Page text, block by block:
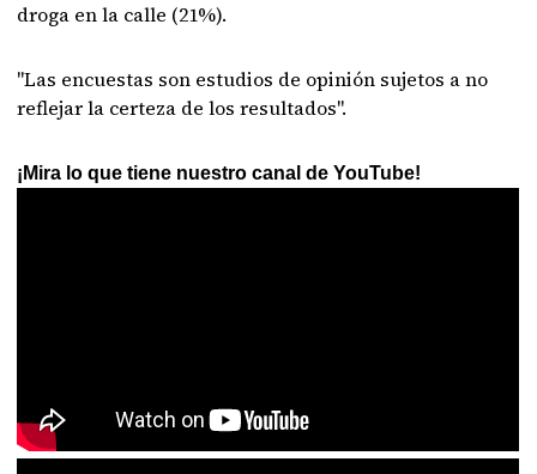
droga en la calle (21%).
"Las encuestas son estudios de opinión sujetos a no
reflejar la certeza de los resultados".
¡Mira lo que tiene nuestro canal de YouTube!